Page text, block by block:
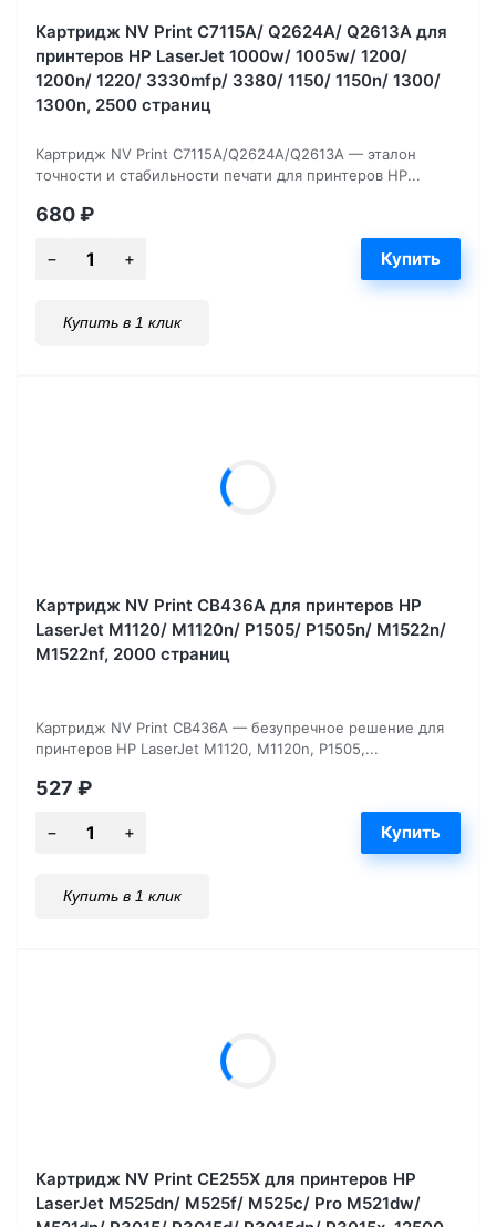
Картридж NV Print C7115A/ Q2624A/ Q2613A для
принтеров HP LaserJet 1000w/ 1005w/ 1200/
1200n/ 1220/ 3330mfp/ 3380/ 1150/ 1150n/ 1300/
1300n, 2500 страниц
Картридж NV Print C7115A/Q2624A/Q2613A — эталон
точности и стабильности печати для принтеров HP...
680₽
Купить в 1 клик
Картридж NV Print CB436A для принтеров HP
LaserJet M1120/ M1120n/ P1505/ P1505n/ M1522n/
M1522nf, 2000 страниц
Картридж NV Print CB436A — безупречное решение для
принтеров HP LaserJet M1120, M1120n, P1505,...
527 ₽
Купить в 1 клик
Картридж NV Print CE255X для принтеров HP
LaserJet M525dn/ M525f/ M525c/ Pro M521dw/